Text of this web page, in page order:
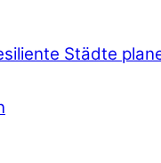
Städte